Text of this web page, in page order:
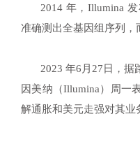
2014 年，Illumina
准确测出全基因组序列，
2023 年6月27日，据
因美纳（Illumina）周一
解通胀和美元走强对其业